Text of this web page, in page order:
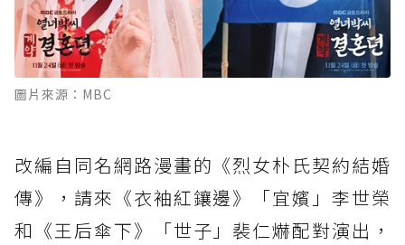
圖片來源：MBC
改編自同名網路漫畫的《烈女朴氏契約結婚
傳》，請來《衣袖紅鑲邊》「宜嬪」李世榮
和《王后傘下》「世子」裴仁爀配對演出，